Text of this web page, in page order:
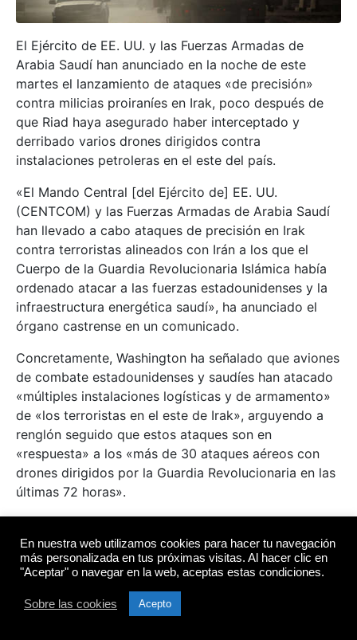
El Ejército de EE. UU. y las Fuerzas Armadas de
Arabia Saudí han anunciado en la noche de este
martes el lanzamiento de ataques «de precisión»
contra milicias proiraníes en Irak, poco después de
que Riad haya asegurado haber interceptado y
derribado varios drones dirigidos contra
instalaciones petroleras en el este del país.
«El Mando Central [del Ejército de] EE. UU.
(CENTCOM) y las Fuerzas Armadas de Arabia Saudí
han llevado a cabo ataques de precisión en Irak
contra terroristas alineados con Irán a los que el
Cuerpo de la Guardia Revolucionaria Islámica había
ordenado atacar a las fuerzas estadounidenses y la
infraestructura energética saudí», ha anunciado el
órgano castrense en un comunicado.
Concretamente, Washington ha señalado que aviones
de combate estadounidenses y saudíes han atacado
«múltiples instalaciones logísticas y de armamento»
de «los terroristas en el este de Irak», arguyendo a
renglón seguido que estos ataques son en
«respuesta» a los «más de 30 ataques aéreos con
drones dirigidos por la Guardia Revolucionaria en las
últimas 72 horas».
estadounidenses no tuvieron éxito», ha defendido el
Mando Central instando a la Guardia Revolucionaria y
a «sus grupos terroristas aliados» a «poner fin a
estos ataques para evitar respuestas militares por
En nuestra web utilizamos cookies para hacer tu navegación
más personalizada en tus próximas visitas. Al hacer clic en
"Aceptar" o navegar en la web, aceptas estas condiciones.
Sobre las cookies Acepto